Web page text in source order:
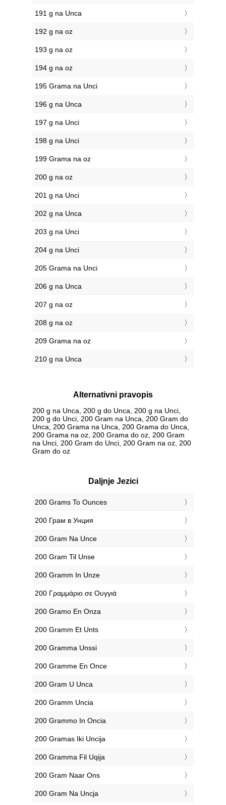
191 g na Unca
192 g na oz
193 g na oz
194 g na oz
195 Grama na Unci
196 g na Unca
197 g na Unci
198 g na Unci
199 Grama na oz
200 g na oz
201 g na Unci
202 g na Unca
203 g na Unci
204 g na Unci
205 Grama na Unci
206 g na Unca
207 g na oz
208 g na oz
209 Grama na oz
210 g na Unca
Alternativni pravopis
200 g na Unca, 200 g do Unca, 200 g na Unci,
200 g do Unci, 200 Gram na Unca, 200 Gram do
Unca, 200 Grama na Unca, 200 Grama do Unca,
200 Grama na oz, 200 Grama do oz, 200 Gram
na Unci, 200 Gram do Unci, 200 Gram na oz, 200
Gram do oz
Daljnje Jezici
‎200 Grams To Ounces
‎200 Грам в Унция
‎200 Gram Na Unce
‎200 Gram Til Unse
‎200 Gramm In Unze
‎200 Γραμμάριο σε Ουγγιά
‎200 Gramo En Onza
‎200 Gramm Et Unts
‎200 Gramma Unssi
‎200 Gramme En Once
‎200 Gram U Unca
‎200 Gramm Uncia
‎200 Grammo In Oncia
‎200 Gramas Iki Uncija
‎200 Gramma Fil Uqija
‎200 Gram Naar Ons
‎200 Gram Na Uncja